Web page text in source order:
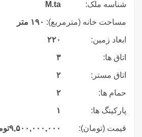
شناسه ملک: M.ta
مساحت خانه (مترمربع): ۱۹۰ متر
ابعاد زمین: ۲۲۰
اتاق ها: ۳
اتاق مستر: ۲
حمام ها: ۲
پارکینگ ها: ۱
قیمت (تومان): ۹,۵۰۰,۰۰۰,۰۰۰